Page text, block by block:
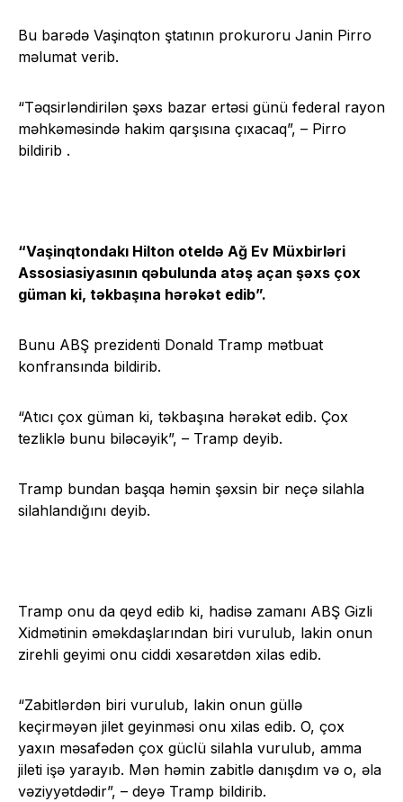
Bu barədə Vaşinqton ştatının prokuroru Janin Pirro
məlumat verib.
“Təqsirləndirilən şəxs bazar ertəsi günü federal rayon
məhkəməsində hakim qarşısına çıxacaq”, – Pirro
bildirib .
“Vaşinqtondakı Hilton oteldə Ağ Ev Müxbirləri
Assosiasiyasının qəbulunda atəş açan şəxs çox
güman ki, təkbaşına hərəkət edib”.
Bunu ABŞ prezidenti Donald Tramp mətbuat
konfransında bildirib.
“Atıcı çox güman ki, təkbaşına hərəkət edib. Çox
tezliklə bunu biləcəyik”, – Tramp deyib.
Tramp bundan başqa həmin şəxsin bir neçə silahla
silahlandığını deyib.
Tramp onu da qeyd edib ki, hadisə zamanı ABŞ Gizli
Xidmətinin əməkdaşlarından biri vurulub, lakin onun
zirehli geyimi onu ciddi xəsarətdən xilas edib.
“Zabitlərdən biri vurulub, lakin onun güllə
keçirməyən jilet geyinməsi onu xilas edib. O, çox
yaxın məsafədən çox güclü silahla vurulub, amma
jileti işə yarayıb. Mən həmin zabitlə danışdım və o, əla
vəziyyətdədir”, – deyə Tramp bildirib.